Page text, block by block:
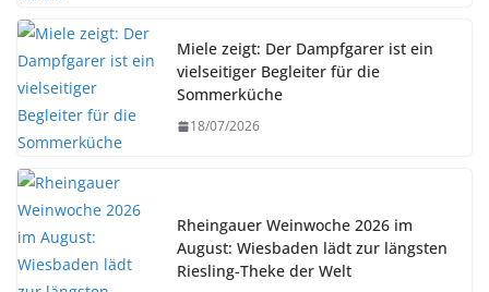
Miele zeigt: Der Dampfgarer ist ein
vielseitiger Begleiter für die
Sommerküche
18/07/2026
Rheingauer Weinwoche 2026 im
August: Wiesbaden lädt zur längsten
Riesling-Theke der Welt